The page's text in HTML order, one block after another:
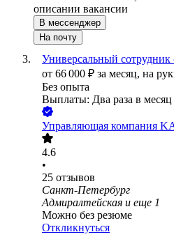
описании вакансии
В мессенджер
На почту
Универсальный сотрудник
от 66 000 ₽ за месяц, на
Без опыта
Выплаты: Два раза в месяц
Управляющая компания
4.6
•
25 отзывов
Санкт-Петербург
Адмиралтейская и еще 1
Можно без резюме
Откликнуться